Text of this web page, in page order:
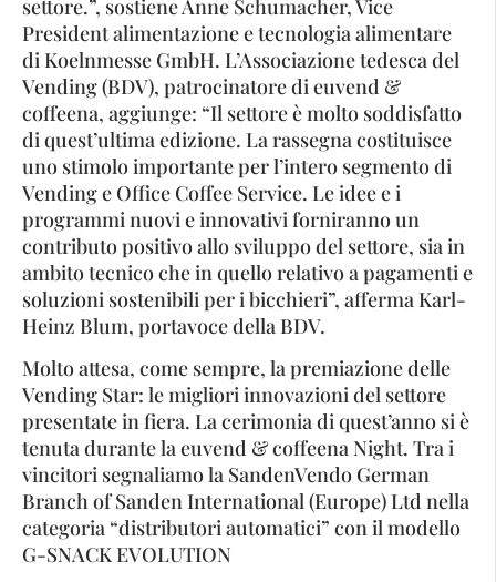
settore.”, sostiene Anne Schumacher, Vice
President alimentazione e tecnologia alimentare
di Koelnmesse GmbH. L’Associazione tedesca del
Vending (BDV), patrocinatore di euvend &
coffeena, aggiunge: “Il settore è molto soddisfatto
di quest’ultima edizione. La rassegna costituisce
uno stimolo importante per l’intero segmento di
Vending e Office Coffee Service. Le idee e i
programmi nuovi e innovativi forniranno un
contributo positivo allo sviluppo del settore, sia in
ambito tecnico che in quello relativo a pagamenti e
soluzioni sostenibili per i bicchieri”, afferma Karl-
Heinz Blum, portavoce della BDV.
Molto attesa, come sempre, la premiazione delle
Vending Star: le migliori innovazioni del settore
presentate in fiera. La cerimonia di quest’anno si è
tenuta durante la euvend & coffeena Night. Tra i
vincitori segnaliamo la SandenVendo German
Branch of Sanden International (Europe) Ltd nella
categoria “distributori automatici” con il modello
G-SNACK EVOLUTION